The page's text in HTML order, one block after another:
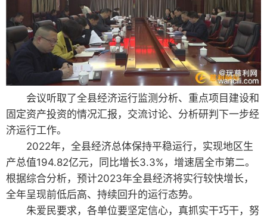
会议听取了全县经济运行监测分析、重点项目建设和
固定资产投资的情况汇报，交流讨论、分析研判下一步经
济运行工作。
2022年，全县经济总体保持平稳运行，实现地区生
产总值194.82亿元，同比增长3.3%，增速居全市第二。
根据综合分析，预计2023年全县经济将实行较快增长，
全年呈现前低后高、持续回升的运行态势。
朱爱民要求，各单位要坚定信心，真抓实干巧干，努